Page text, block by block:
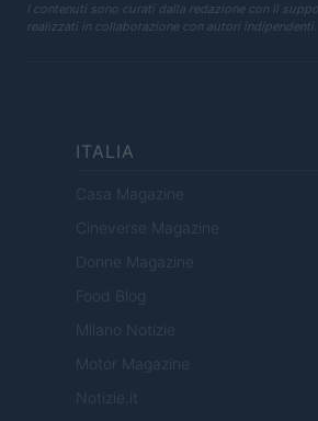
I contenuti sono curati dalla redazione con il
realizzati in collaborazione con autori indipendenti.
ITALIA
Casa Magazine
Cineverse Magazine
Donne Magazine
Food Blog
Milano Notizie
Motor Magazine
Notizie.it